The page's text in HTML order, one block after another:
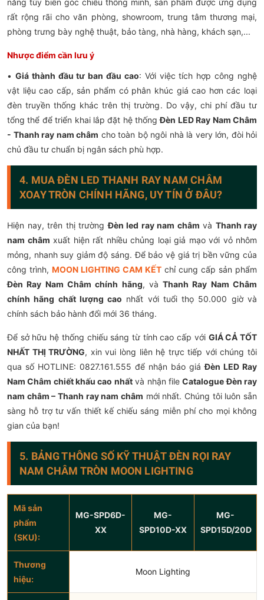
rất rộng rãi cho văn phòng, showroom, trung tâm thương mại,
phòng trưng bày nghệ thuật, bảo tàng, nhà hàng, khách sạn,...
Nhược điểm cần lưu ý
• Giá thành đầu tư ban đầu cao: Với việc tích hợp công nghệ
vật liệu cao cấp, sản phẩm có phân khúc giá cao hơn các loại
đèn truyền thống khác trên thị trường. Do vậy, chi phí đầu tư
tổng thể để triển khai lắp đặt hệ thốngĐèn LED Ray Nam Châm
- Thanh ray nam châm cho toàn bộ ngôi nhà là very lớn, đòi hỏi
chủ đầu tư chuẩn bị ngân sách phù hợp.
4. MUA ĐÈN LED THANH RAY NAM CHÂM
XOAY TRÒN CHÍNH HÃNG, UY TÍN Ở ĐÂU?
Hiện nay, trên thị trườngĐèn led ray nam châm và Thanh ray
nam châm xuất hiện rất nhiều chủng loại giả mạo với vỏ nhôm
mỏng, nhanh suy giảm độ sáng. Để bảo vệ giá trị bền vững của
công trình, MOON LIGHTING CAM KẾT chỉ cung cấp sản phẩm
Đèn Ray Nam Châm chính hãng, vàThanh Ray Nam Châm
chính hãng chất lượng cao nhất với tuổi thọ 50.000 giờ và
chính sách bảo hành đổi mới 36 tháng.
Để sở hữu hệ thống chiếu sáng từ tính cao cấp với GIÁ CẢ TỐT
NHẤT THỊ TRƯỜNG, xin vui lòng liên hệ trực tiếp với chúng tôi
qua số HOTLINE: 0827.161.555 để nhận báo giáĐèn LED Ray
Nam Châm chiết khấu cao nhấtvà nhận fileCatalogue Đèn ray
nam châm – Thanh ray nam châm mới nhất. Chúng tôi luôn sẵn
sàng hỗ trợ tư vấn thiết kế chiếu sáng miễn phí cho mọi không
gian của bạn!
5. BẢNG THÔNG SỐ KỸ THUẬT ĐÈN RỌI RAY
NAM CHÂM TRÒN MOON LIGHTING
Mã sản
phẩm
(SKU):
MG-SPD6D-
XX
MG-
SPD10D-XX
MG-
SPD15D/20D
Thương
hiệu:
Moon Lighting